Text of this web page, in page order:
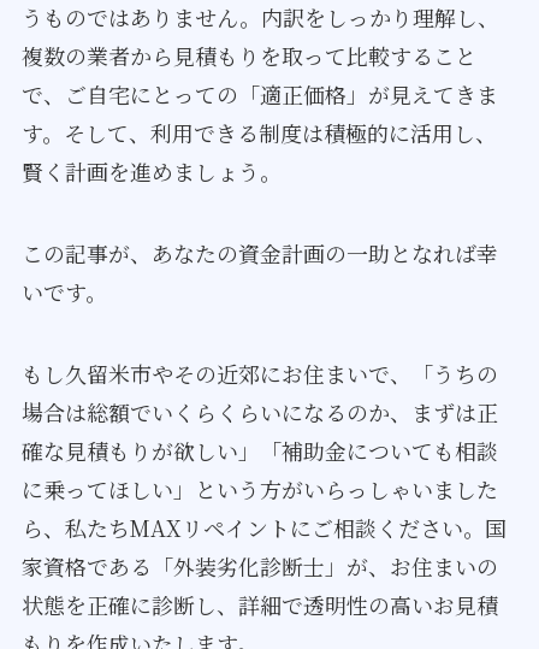
うものではありません。内訳をしっかり理解し、
複数の業者から見積もりを取って比較すること
で、ご自宅にとっての「適正価格」が見えてきま
す。そして、利用できる制度は積極的に活用し、
賢く計画を進めましょう。
この記事が、あなたの資金計画の一助となれば幸
いです。
もし久留米市やその近郊にお住まいで、「うちの
場合は総額でいくらくらいになるのか、まずは正
確な見積もりが欲しい」「補助金についても相談
に乗ってほしい」という方がいらっしゃいました
ら、私たちMAXリペイントにご相談ください。国
家資格である「外装劣化診断士」が、お住まいの
状態を正確に診断し、詳細で透明性の高いお見積
もりを作成いたします。